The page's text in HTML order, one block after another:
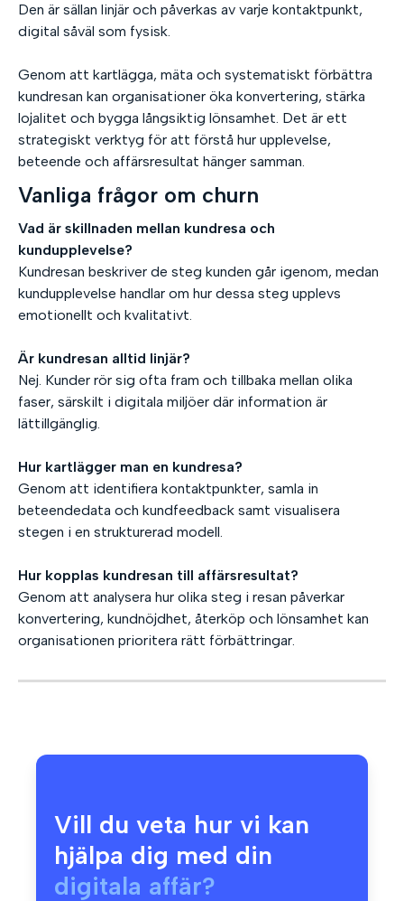
Den är sällan linjär och påverkas av varje kontaktpunkt,
digital såväl som fysisk.
Genom att kartlägga, mäta och systematiskt förbättra
kundresan kan organisationer öka konvertering, stärka
lojalitet och bygga långsiktig lönsamhet. Det är ett
strategiskt verktyg för att förstå hur upplevelse,
beteende och affärsresultat hänger samman.
Vanliga frågor om churn
Vad är skillnaden mellan kundresa och
kundupplevelse?
Kundresan beskriver de steg kunden går igenom, medan
kundupplevelse handlar om hur dessa steg upplevs
emotionellt och kvalitativt.
Är kundresan alltid linjär?
Nej. Kunder rör sig ofta fram och tillbaka mellan olika
faser, särskilt i digitala miljöer där information är
lättillgänglig.
Hur kartlägger man en kundresa?
Genom att identifiera kontaktpunkter, samla in
beteendedata och kundfeedback samt visualisera
stegen i en strukturerad modell.
Hur kopplas kundresan till affärsresultat?
Genom att analysera hur olika steg i resan påverkar
konvertering, kundnöjdhet, återköp och lönsamhet kan
organisationen prioritera rätt förbättringar.
Vill du veta hur vi kan
hjälpa dig med din
digitala affär?